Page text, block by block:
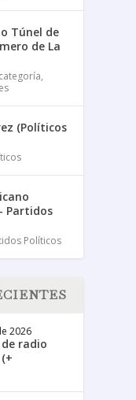
Túnel de
de La
,
(Políticos
Partidos
Políticos
2026
radio